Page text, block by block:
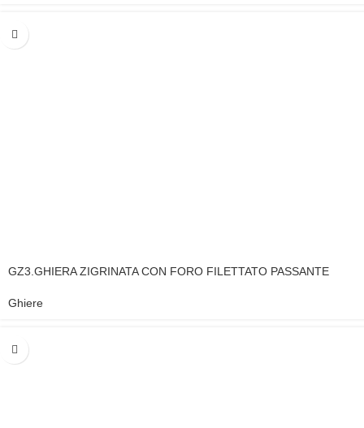
GZ3.GHIERA ZIGRINATA CON FORO FILETTATO PASSANTE
Ghiere